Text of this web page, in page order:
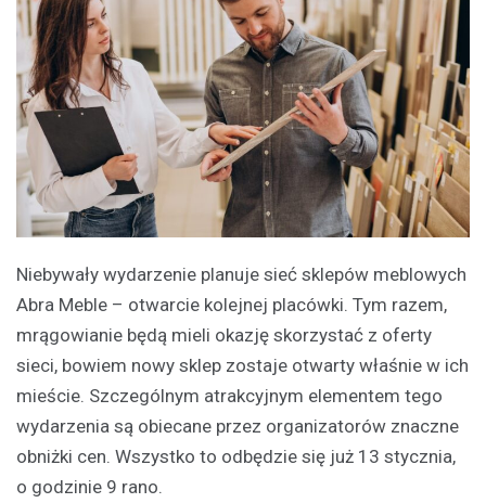
Niebywały wydarzenie planuje sieć sklepów meblowych
Abra Meble – otwarcie kolejnej placówki. Tym razem,
mrągowianie będą mieli okazję skorzystać z oferty
sieci, bowiem nowy sklep zostaje otwarty właśnie w ich
mieście. Szczególnym atrakcyjnym elementem tego
wydarzenia są obiecane przez organizatorów znaczne
obniżki cen. Wszystko to odbędzie się już 13 stycznia,
o godzinie 9 rano.